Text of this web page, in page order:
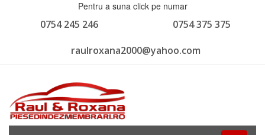
Pentru a suna click pe numar
0754 375 375
0754 245 246
raulroxana2000@yahoo.com